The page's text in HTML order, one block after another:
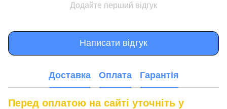
Додайте перший відгук
Написати відгук
Доставка Оплата Гарантія
Перед оплатою на сайті уточніть у